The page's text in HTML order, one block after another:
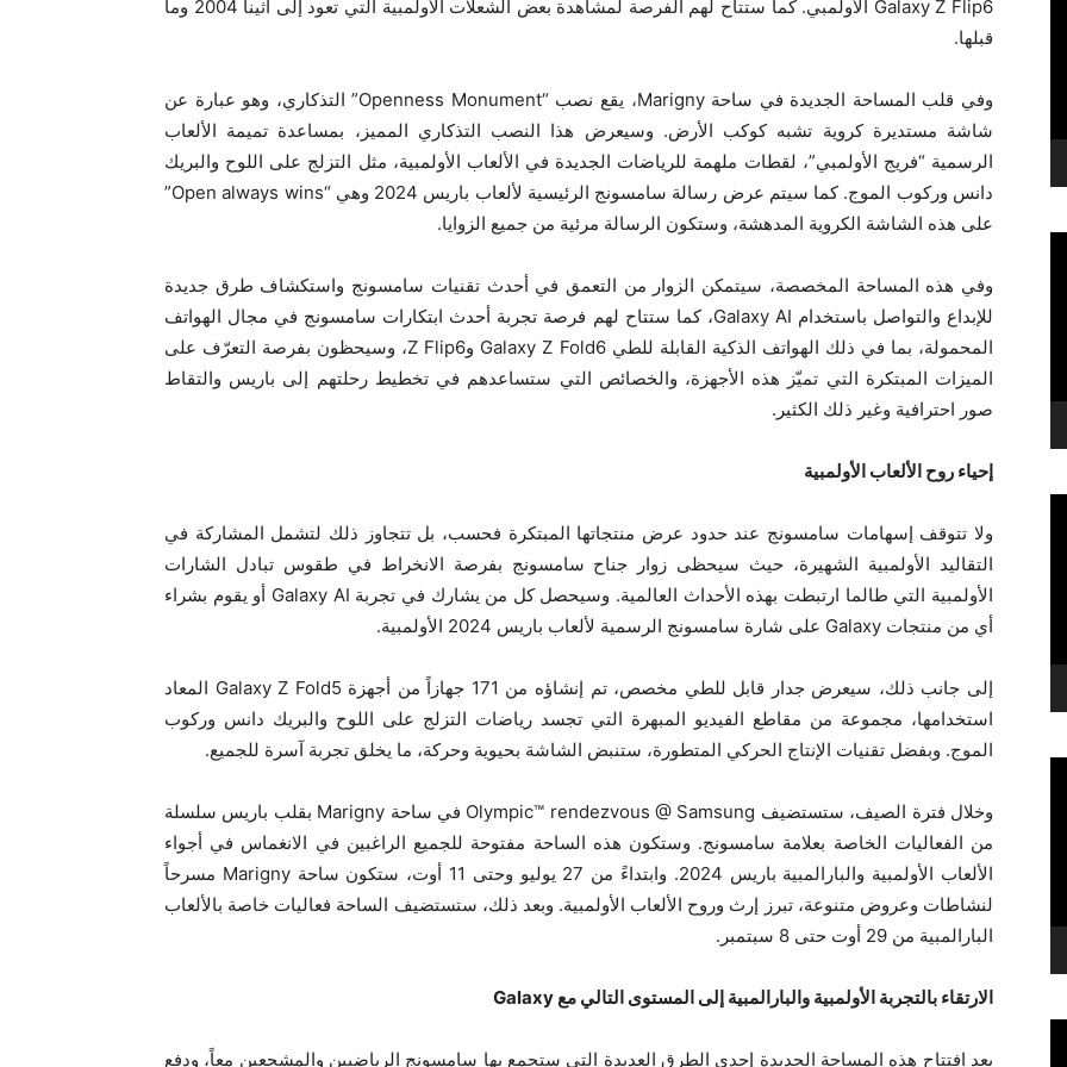
Galaxy Z Flip6 الأولمبي. كما ستتاح لهم الفرصة لمشاهدة بعض الشعلات الأولمبية التي تعود إلى أثينا 2004 وما
قبلها.
وفي قلب المساحة الجديدة في ساحة Marigny، يقع نصب “Openness Monument” التذكاري، وهو عبارة عن
شاشة مستديرة كروية تشبه كوكب الأرض. وسيعرض هذا النصب التذكاري المميز، بمساعدة تميمة الألعاب
الرسمية “فريج الأولمبي”، لقطات ملهمة للرياضات الجديدة في الألعاب الأولمبية، مثل التزلج على اللوح والبريك
دانس وركوب الموج. كما سيتم عرض رسالة سامسونج الرئيسية لألعاب باريس 2024 وهي “Open always wins”
على هذه الشاشة الكروية المدهشة، وستكون الرسالة مرئية من جميع الزوايا.
وفي هذه المساحة المخصصة، سيتمكن الزوار من التعمق في أحدث تقنيات سامسونج واستكشاف طرق جديدة
للإبداع والتواصل باستخدام Galaxy AI، كما ستتاح لهم فرصة تجربة أحدث ابتكارات سامسونج في مجال الهواتف
المحمولة، بما في ذلك الهواتف الذكية القابلة للطي Galaxy Z Fold6 وZ Flip6، وسيحظون بفرصة التعرّف على
الميزات المبتكرة التي تميّز هذه الأجهزة، والخصائص التي ستساعدهم في تخطيط رحلتهم إلى باريس والتقاط
صور احترافية وغير ذلك الكثير.
إحياء روح الألعاب الأولمبية
ولا تتوقف إسهامات سامسونج عند حدود عرض منتجاتها المبتكرة فحسب، بل تتجاوز ذلك لتشمل المشاركة في
التقاليد الأولمبية الشهيرة، حيث سيحظى زوار جناح سامسونج بفرصة الانخراط في طقوس تبادل الشارات
الأولمبية التي طالما ارتبطت بهذه الأحداث العالمية. وسيحصل كل من يشارك في تجربة Galaxy AI أو يقوم بشراء
أي من منتجات Galaxy على شارة سامسونج الرسمية لألعاب باريس 2024 الأولمبية.
إلى جانب ذلك، سيعرض جدار قابل للطي مخصص، تم إنشاؤه من 171 جهازاً من أجهزة Galaxy Z Fold5 المعاد
استخدامها، مجموعة من مقاطع الفيديو المبهرة التي تجسد رياضات التزلج على اللوح والبريك دانس وركوب
الموج. وبفضل تقنيات الإنتاج الحركي المتطورة، ستنبض الشاشة بحيوية وحركة، ما يخلق تجربة آسرة للجميع.
وخلال فترة الصيف، ستستضيف Olympic™ rendezvous @ Samsung في ساحة Marigny بقلب باريس سلسلة
من الفعاليات الخاصة بعلامة سامسونج. وستكون هذه الساحة مفتوحة للجميع الراغبين في الانغماس في أجواء
الألعاب الأولمبية والبارالمبية باريس 2024. وابتداءً من 27 يوليو وحتى 11 أوت، ستكون ساحة Marigny مسرحاً
لنشاطات وعروض متنوعة، تبرز إرث وروح الألعاب الأولمبية. وبعد ذلك، ستستضيف الساحة فعاليات خاصة بالألعاب
البارالمبية من 29 أوت حتى 8 سبتمبر.
الارتقاء بالتجربة الأولمبية والبارالمبية إلى المستوى التالي مع Galaxy
يعد افتتاح هذه المساحة الجديدة إحدى الطرق العديدة التي ستجمع بها سامسونج الرياضيين والمشجعين معاً، ودفع